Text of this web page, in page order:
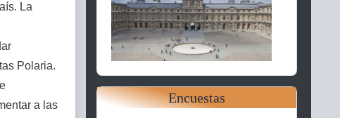
La
Polaria.
a las
Encuestas